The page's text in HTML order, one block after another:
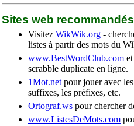
Sites web recommandés
Visitez WikWik.org -
listes à partir des mots du
www.BestWordClub.com et
scrabble duplicate en ligne.
1Mot.net pour jouer avec
suffixes, les préfixes, etc.
Ortograf.ws pour chercher
www.ListesDeMots.com